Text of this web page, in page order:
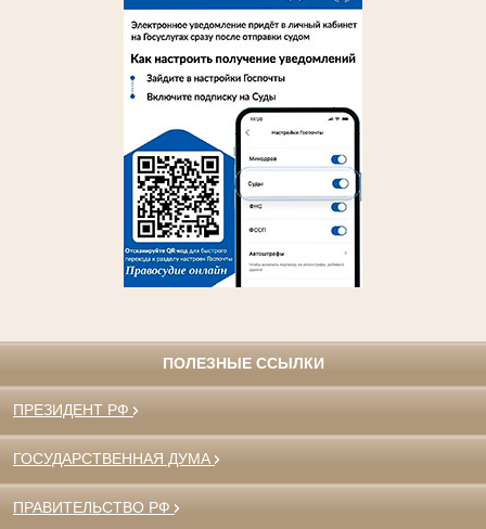
ПОЛЕЗНЫЕ ССЫЛКИ
ПРЕЗИДЕНТ РФ
ГОСУДАРСТВЕННАЯ ДУМА
ПРАВИТЕЛЬСТВО РФ